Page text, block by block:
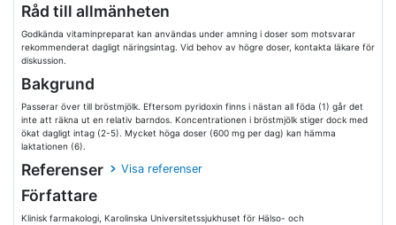
Råd till allmänheten
Godkända vitaminpreparat kan användas under amning i doser som motsvarar
rekommenderat dagligt näringsintag. Vid behov av högre doser, kontakta läkare för
diskussion.
Bakgrund
Passerar över till bröstmjölk. Eftersom pyridoxin finns i nästan all föda (1) går det
inte att räkna ut en relativ barndos. Koncentrationen i bröstmjölk stiger dock med
ökat dagligt intag (2-5). Mycket höga doser (600 mg per dag) kan hämma
laktationen (6).
Referenser Visa referenser
Författare
Klinisk farmakologi, Karolinska Universitetssjukhuset för Hälso- och